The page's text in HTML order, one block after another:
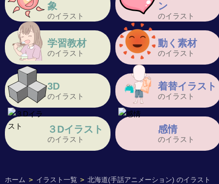
ホーム > イラスト一覧 > 北海道(手話アニメーション) のイラスト
象
のイラスト
ン
のイラスト
学習教材
のイラスト
動く素材
のイラスト
3D
のイラスト
着替イラスト
のイラスト
３Dイラスト
のイラスト
感情
のイラスト